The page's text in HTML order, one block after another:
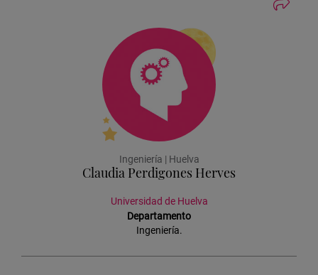
Ingeniería | Huelva
Claudia Perdigones Herves
Universidad de Huelva
Departamento
Ingeniería.